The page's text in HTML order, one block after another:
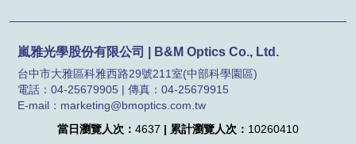
嵐雅光學股份有限公司 | B&M Optics Co., Ltd.
台中市大雅區科雅西路29號211室(中部科學園區)
電話：04-25679905 | 傳真：04-25679915
E-mail：marketing@bmoptics.com.tw
當日瀏覽人次： 4637 | 累計瀏覽人次： 10260410